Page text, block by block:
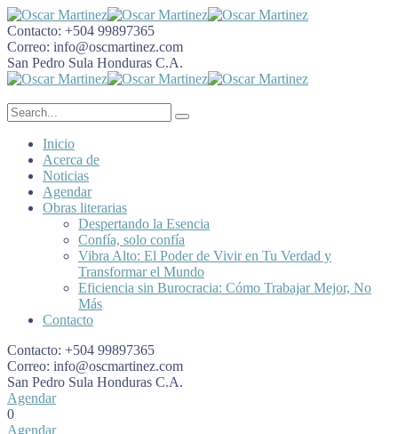
Contacto: +504 99897365
Correo: info@oscmartinez.com
San Pedro Sula Honduras C.A.
Inicio
Acerca de
Noticias
Agendar
Obras literarias
Despertando la Esencia
Confía, solo confía
Vibra Alto: El Poder de Vivir en Tu Verdad y
Transformar el Mundo
Eficiencia sin Burocracia: Cómo Trabajar Mejor, No
Más
Contacto
Contacto: +504 99897365
Correo: info@oscmartinez.com
San Pedro Sula Honduras C.A.
Agendar
0
Agendar